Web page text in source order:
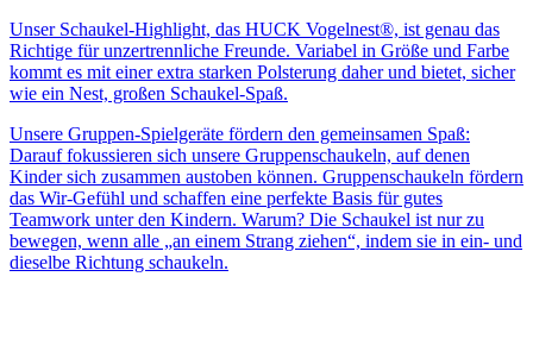
Unser Schaukel-Highlight, das HUCK Vogelnest®, ist genau das
Richtige für unzertrennliche Freunde. Variabel in Größe und Farbe
kommt es mit einer extra starken Polsterung daher und bietet, sicher
wie ein Nest, großen Schaukel-Spaß.
Unsere Gruppen-Spielgeräte fördern den gemeinsamen Spaß:
Darauf fokussieren sich unsere Gruppenschaukeln, auf denen
Kinder sich zusammen austoben können. Gruppenschaukeln fördern
das Wir-Gefühl und schaffen eine perfekte Basis für gutes
Teamwork unter den Kindern. Warum? Die Schaukel ist nur zu
bewegen, wenn alle „an einem Strang ziehen“, indem sie in ein- und
dieselbe Richtung schaukeln.